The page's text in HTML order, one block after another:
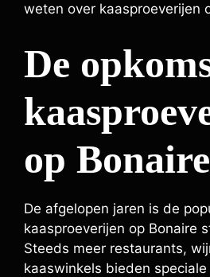
weten over kaasproeverijen
De
op Bonaire
De afgelopen jaren is de
kaasproeverijen op Bonaire
Steeds meer restaurants,
kaaswinkels bieden